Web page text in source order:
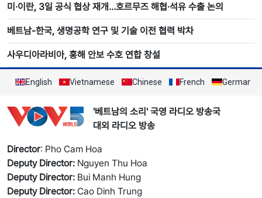
미·이란, 3일 공식 협상 재개…호르무즈 해협·석유 수출 논의
베트남-한국, 생명공학 연구 및 기술 이전 협력 박차
사우디아라비아, 홍해 안보 수호 연합 창설
English Vietnamese Chinese French German
'베트남의 소리' 국영 라디오 방송국
대외 라디오 방송
Director: Pho Cam Hoa
Deputy Director: Nguyen Thu Hoa
Deputy Director: Bui Manh Hung
Deputy Director: Cao Dinh Trung